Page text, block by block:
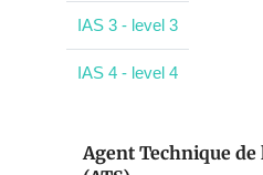
IAS 3 - level 3
IAS 4 - level 4
Agent Technique